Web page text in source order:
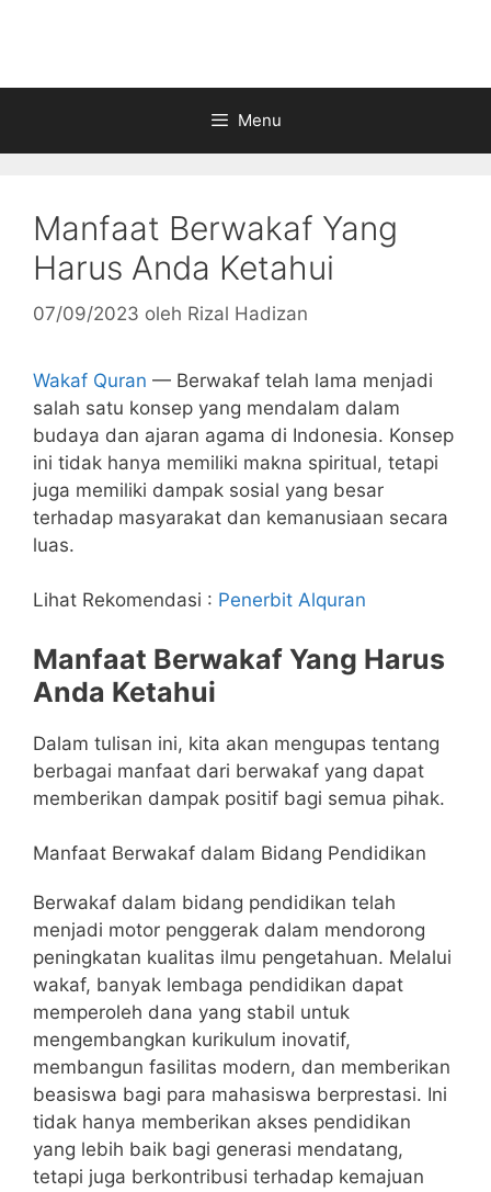
Menu
Manfaat Berwakaf Yang
Harus Anda Ketahui
07/09/2023 oleh Rizal Hadizan
Wakaf Quran — Berwakaf telah lama menjadi
salah satu konsep yang mendalam dalam
budaya dan ajaran agama di Indonesia. Konsep
ini tidak hanya memiliki makna spiritual, tetapi
juga memiliki dampak sosial yang besar
terhadap masyarakat dan kemanusiaan secara
luas.
Lihat Rekomendasi : Penerbit Alquran
Manfaat Berwakaf Yang Harus
Anda Ketahui
Dalam tulisan ini, kita akan mengupas tentang
berbagai manfaat dari berwakaf yang dapat
memberikan dampak positif bagi semua pihak.
Manfaat Berwakaf dalam Bidang Pendidikan
Berwakaf dalam bidang pendidikan telah
menjadi motor penggerak dalam mendorong
peningkatan kualitas ilmu pengetahuan. Melalui
wakaf, banyak lembaga pendidikan dapat
memperoleh dana yang stabil untuk
mengembangkan kurikulum inovatif,
membangun fasilitas modern, dan memberikan
beasiswa bagi para mahasiswa berprestasi. Ini
tidak hanya memberikan akses pendidikan
yang lebih baik bagi generasi mendatang,
tetapi juga berkontribusi terhadap kemajuan